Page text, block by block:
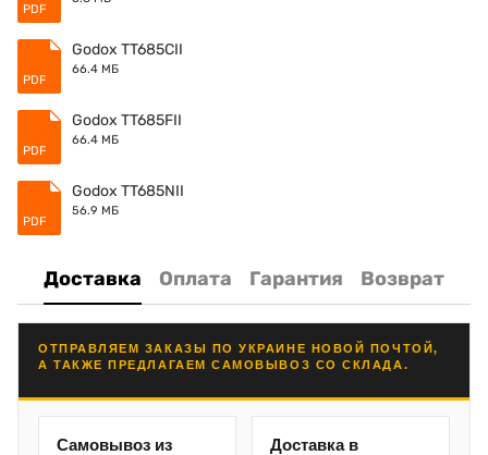
PDF
PDF
Godox TT685CII
66.4 МБ
PDF
Godox TT685FII
66.4 МБ
PDF
Godox TT685NII
56.9 МБ
Доставка Оплата Гарантия Возврат
ОТПРАВЛЯЕМ ЗАКАЗЫ ПО УКРАИНЕ НОВОЙ ПОЧТОЙ,
А ТАКЖЕ ПРЕДЛАГАЕМ САМОВЫВОЗ СО СКЛАДА.
Самовывоз из
Доставка в